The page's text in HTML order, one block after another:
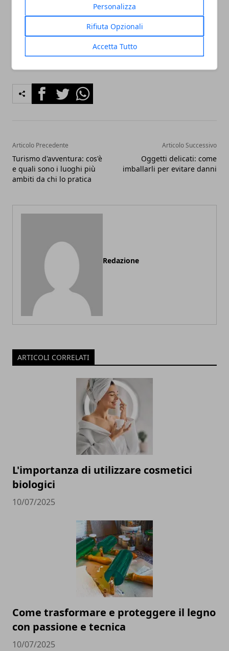
Personalizza
Rifiuta Opzionali
Accetta Tutto
mantenuta sempre riempita con pellet oppure fieno
FacebookTwitterWhatsapp
Articolo Precedente
Turismo d'avventura: cos'è
e quali sono i luoghi più
ambiti da chi lo pratica
Articolo Successivo
Oggetti delicati: come
imballarli per evitare danni
Redazione
ARTICOLI CORRELATI
L'importanza di utilizzare cosmetici
biologici
10/07/2025
Come trasformare e proteggere il legno
con passione e tecnica
10/07/2025